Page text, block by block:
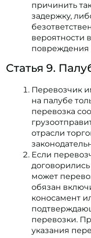
причинить
задержку,
вероятности
повреждения
Статья 9.
Перевозчик
на палубе
перевозка
отрасли
Если
может
обязан
коносамент
перевозки.
указания